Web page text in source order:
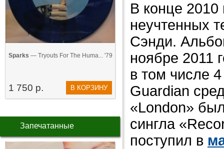
Sparks — Tryouts For The Huma... '79
1 750 р. В КОРЗИНУ
Запечатанные
В конце
неучтенных
Сэнди.
ноябре 2011
в том числе
Guardian
«London»
сингла
поступил в